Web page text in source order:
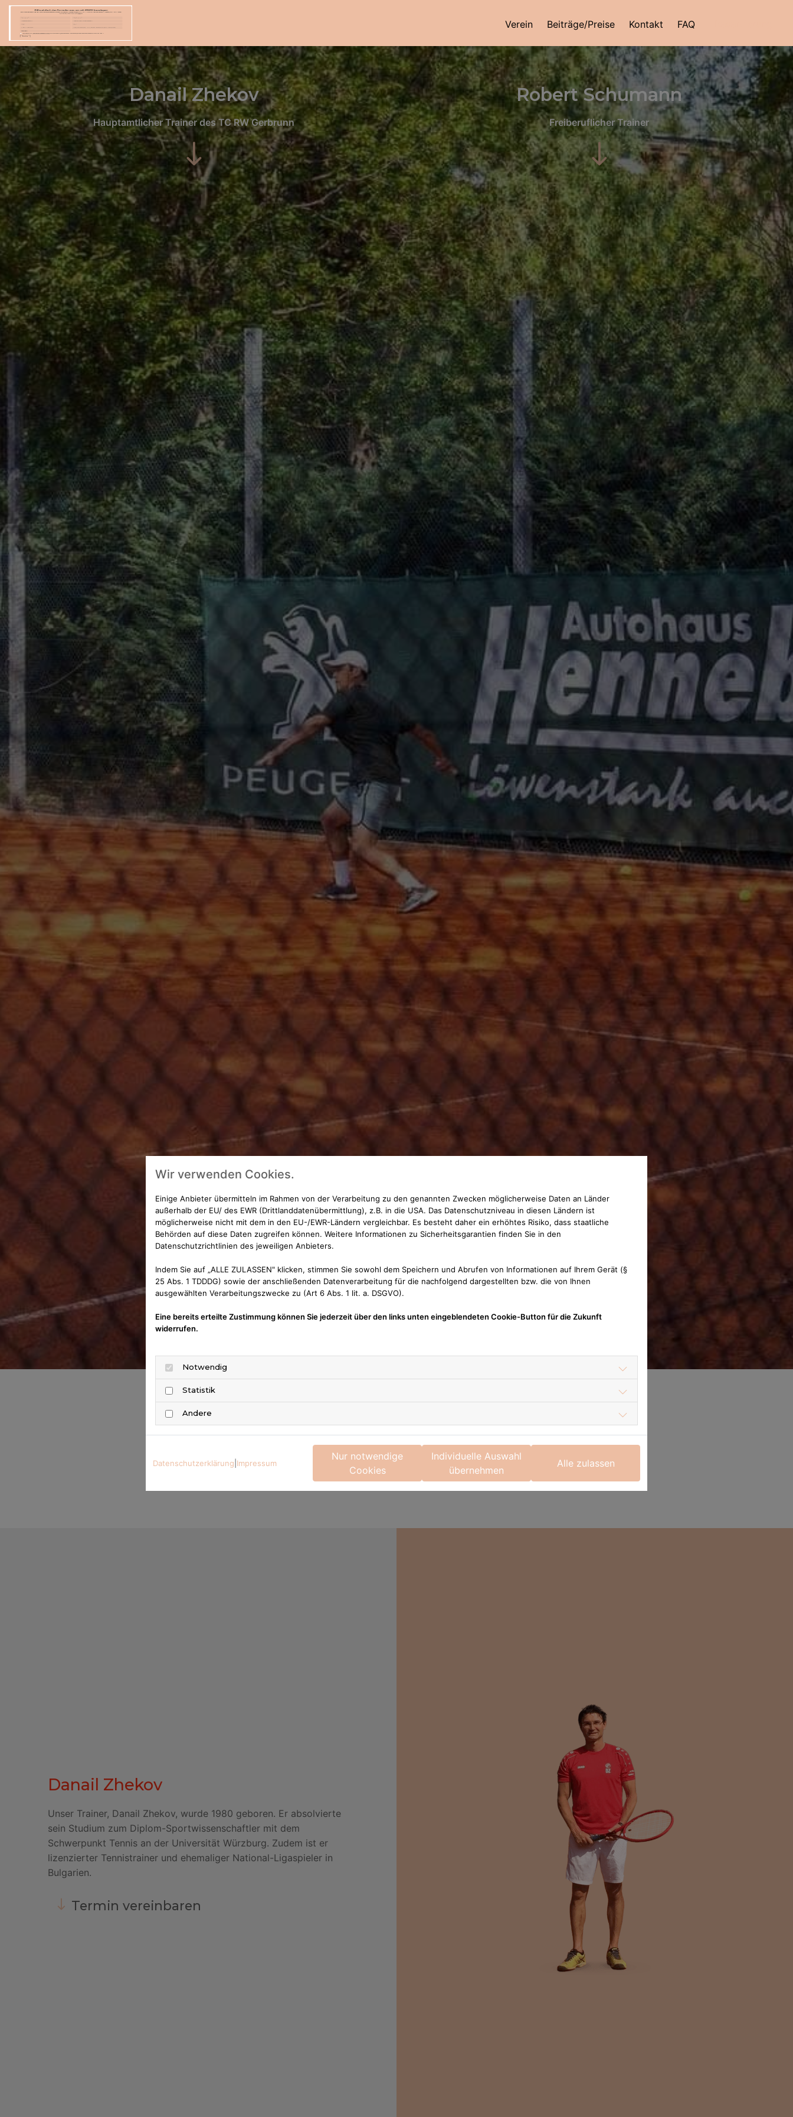
Verein Beiträge/Preise Kontakt FAQ
Danail Zhekov
Hauptamtlicher Trainer des TC RW Gerbrunn
Robert Schumann
Freiberuflicher Trainer
Danail Zhekov
Unser Trainer, Danail Zhekov, wurde 1980 geboren. Er absolvierte
sein Studium zum Diplom-Sportwissenschaftler mit dem
Schwerpunkt Tennis an der Universität Würzburg. Zudem ist er
lizenzierter Tennistrainer und ehemaliger National-Ligaspieler in
Bulgarien.
Termin vereinbaren
Wir verwenden Cookies.
Einige Anbieter übermitteln im Rahmen von der Verarbeitung zu den genannten Zwecken möglicherweise Daten an Länder
außerhalb der EU/ des EWR (Drittlanddatenübermittlung), z.B. in die USA. Das Datenschutzniveau in diesen Ländern ist
möglicherweise nicht mit dem in den EU-/EWR-Ländern vergleichbar. Es besteht daher ein erhöhtes Risiko, dass staatliche
Behörden auf diese Daten zugreifen können. Weitere Informationen zu Sicherheitsgarantien finden Sie in den
Datenschutzrichtlinien des jeweiligen Anbieters.
Indem Sie auf „ALLE ZULASSEN" klicken, stimmen Sie sowohl dem Speichern und Abrufen von Informationen auf Ihrem Gerät (§
25 Abs. 1 TDDDG) sowie der anschließenden Datenverarbeitung für die nachfolgend dargestellten bzw. die von Ihnen
ausgewählten Verarbeitungszwecke zu (Art 6 Abs. 1 lit. a. DSGVO).
Eine bereits erteilte Zustimmung können Sie jederzeit über den links unten eingeblendeten Cookie-Button für die Zukunft
widerrufen.
Notwendig
Statistik
Andere
Datenschutzerklärung Impressum
Nur notwendige
Cookies
Individuelle Auswahl
übernehmen
Alle zulassen